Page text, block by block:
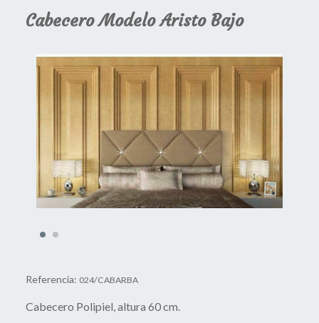
Cabecero Modelo Aristo Bajo
Referencia: 024/CABARBA
Cabecero Polipiel, altura 60 cm.